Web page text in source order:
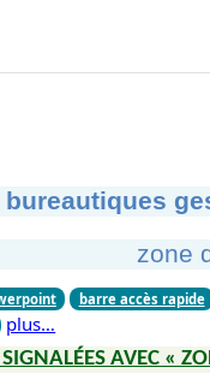
zone
barre accès rapide
plus…
AVEC «